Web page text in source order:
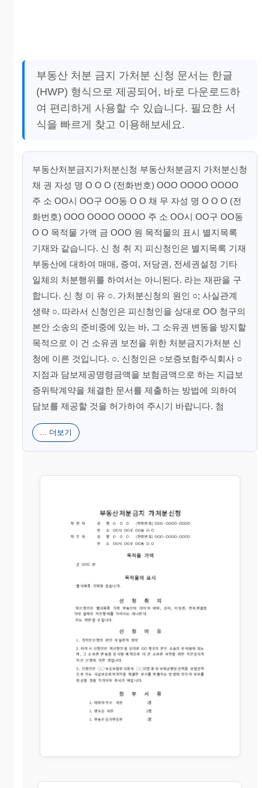
부동산 처분 금지 가처분 신청 문서는 한글
(HWP) 형식으로 제공되어, 바로 다운로드하
여 편리하게 사용할 수 있습니다. 필요한 서
식을 빠르게 찾고 이용해보세요.
부동산처분금지가처분신청 부동산처분금지 가처분신청
채 권 자성 명 O O O (전화번호) OOO OOOO OOOO
주 소 OO시 OO구 OO동 O O 채 무 자성 명 O O O (전
화번호) OOO OOOO OOOO 주 소 OO시 OO구 OO동
O O 목적물 가액 금 OOO 원 목적물의 표시 별지목록
기재와 같습니다. 신 청 취 지 피신청인은 별지목록 기재
부동산에 대하여 매매, 증여, 저당권, 전세권설정 기타
일체의 처분행위를 하여서는 아니된다. 라는 재판을 구
합니다. 신 청 이 유 ○. 가처분신청의 원인 ○; 사실관계
생략 ○. 따라서 신청인은 피신청인을 상대로 OO 청구의
본안 소송의 준비중에 있는 바, 그 소유권 변동을 방지할
목적으로 이 건 소유권 보전을 위한 처분금지가처분 신
청에 이른 것입니다. ○. 신청인은 ○보증보험주식회사 ○
지점과 담보제공명령금액을 보험금액으로 하는 지급보
증위탁계약을 체결한 문서를 제출하는 방법에 의하여
담보를 제공할 것을 허가하여 주시기 바랍니다. 첨
... 더보기